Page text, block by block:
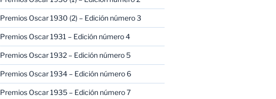
Premios Oscar 1930 (2) – Edición número 3
Premios Oscar 1931 – Edición número 4
Premios Oscar 1932 – Edición número 5
Premios Oscar 1934 – Edición número 6
Premios Oscar 1935 – Edición número 7